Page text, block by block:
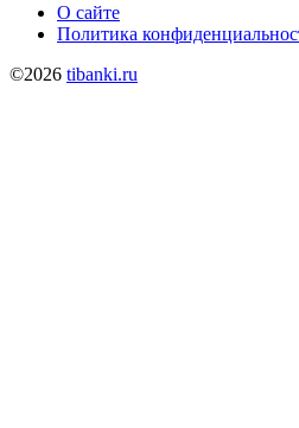
О сайте
Политика
©2026 tibanki.ru